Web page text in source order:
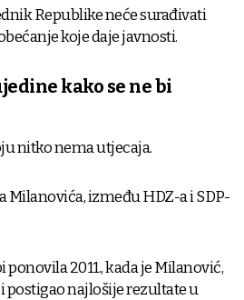
Republike neće surađivati
koje daje javnosti.
kako se ne bi
nitko nema utjecaja.
između HDZ-a i SDP-
2011., kada je Milanović,
postigao najlošije rezultate u